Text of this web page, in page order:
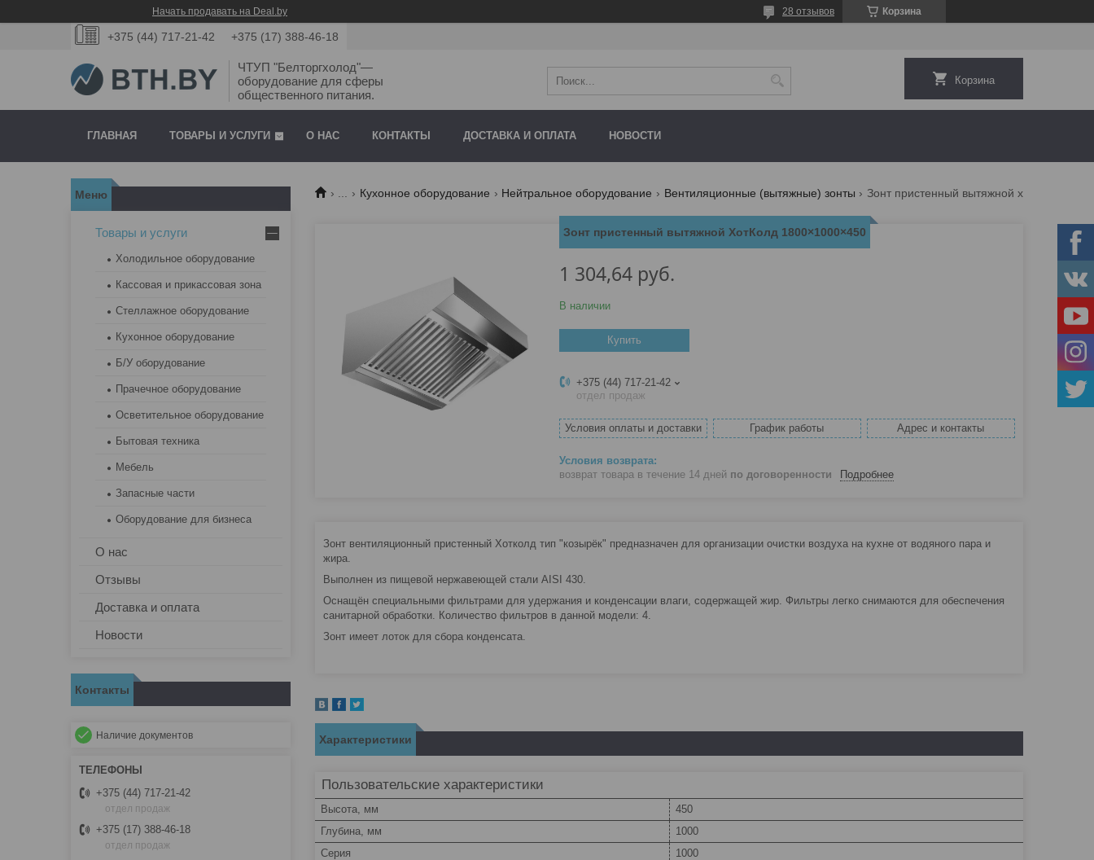
Начать продавать на Deal.by Корзина
28 отзывов
+375 (44) 717-21-42 +375 (17) 388-46-18
ЧТУП "Белторгхолод"—
оборудование для сферы
общественного питания.
Корзина
ГЛАВНАЯ ТОВАРЫ И УСЛУГИ О НАС КОНТАКТЫ ДОСТАВКА И ОПЛАТА НОВОСТИ
... Кухонное оборудование Нейтральное оборудование Вентиляционные (вытяжные) зонты
Зонт пристенный вытяжной ХотКолд 1800×1000×450
1 304,64 руб.
В наличии
Купить
+375 (44) 717-21-42
отдел продаж
Условия оплаты и доставки График работы Адрес и контакты
возврат товара в течение 14 дней по договоренности Подробнее
Зонт вентиляционный пристенный Хотколд тип "козырёк" предназначен для организации очистки воздуха на кухне от водяного пара и
жира.
Выполнен из пищевой нержавеющей стали AISI 430.
Оснащён специальными фильтрами для удержания и конденсации влаги, содержащей жир. Фильтры легко снимаются для обеспечения
санитарной обработки. Количество фильтров в данной модели: 4.
Зонт имеет лоток для сбора конденсата.
Характеристики
Пользовательские характеристики
Высота, мм
450
Глубина, мм
1000
Серия
1000
Товары и услуги
Холодильное оборудование
Кассовая и прикассовая зона
Стеллажное оборудование
Кухонное оборудование
Б/У оборудование
Прачечное оборудование
Осветительное оборудование
Бытовая техника
Мебель
Запасные части
Оборудование для бизнеса
О нас
Отзывы
Доставка и оплата
Новости
Контакты
Наличие документов
+375 (44) 717-21-42
отдел продаж
+375 (17) 388-46-18
отдел продаж